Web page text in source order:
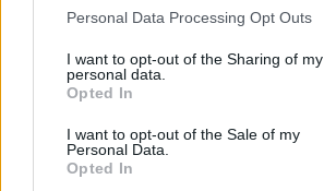
Personal Data Processing Opt Outs
I want to opt-out of the Sharing of my
personal data.
Opted In
I want to opt-out of the Sale of my
Personal Data.
Opted In
2 år sedan
Hur länge ska de stå i ugnen?????